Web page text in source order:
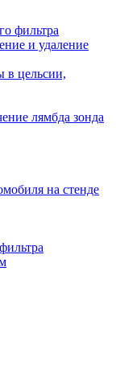
фильтра
и удаление
в цельсии,
лямбда зонда
на стенде